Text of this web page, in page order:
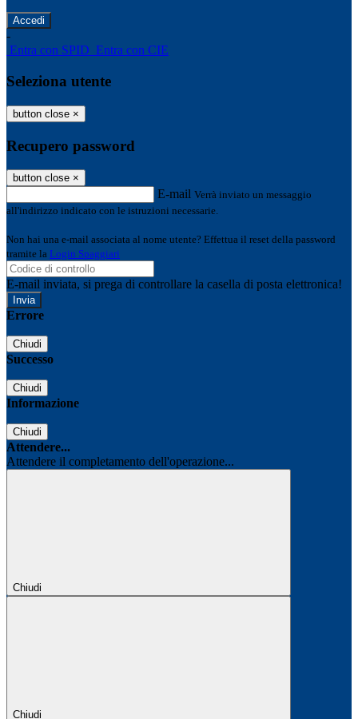
-
Entra con SPID Entra con CIE
Seleziona utente
button close ×
Recupero password
button close ×
E-mail Verrà inviato un messaggio
all'indirizzo indicato con le istruzioni necessarie.
Non hai una e-mail associata al nome utente? Effettua il reset della password
tramite la Login Spaggiari
E-mail inviata, si prega di controllare la casella di posta elettronica!
Errore
Chiudi
Successo
Chiudi
Informazione
Chiudi
Attendere...
Attendere il completamento dell'operazione...
Chiudi
Chiudi